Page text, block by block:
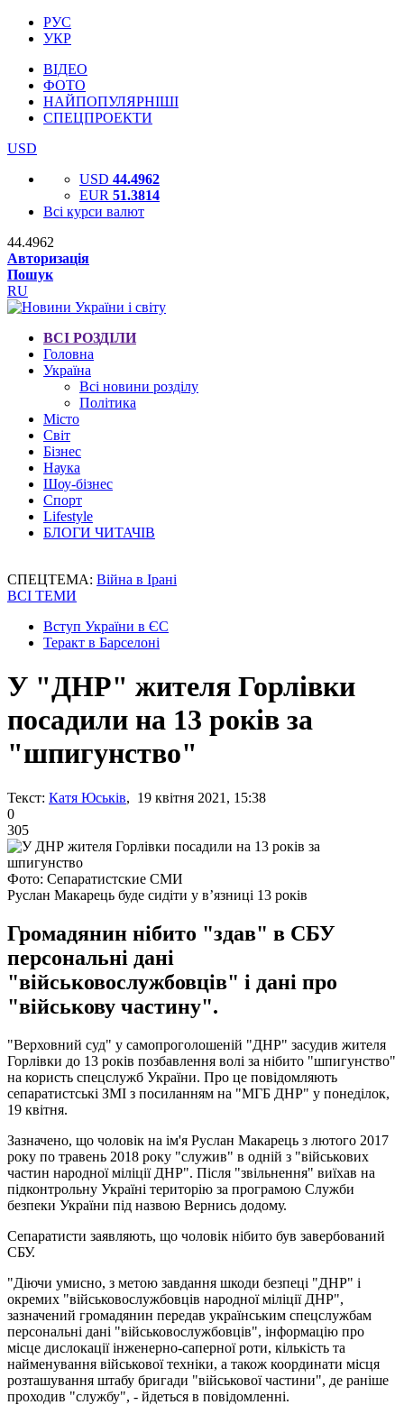
РУС
УКР
ВІДЕО
ФОТО
НАЙПОПУЛЯРНІШІ
СПЕЦПРОЕКТИ
USD
USD 44.4962
EUR 51.3814
Всі курси валют
44.4962
Авторизація
Пошук
RU
ВСІ РОЗДІЛИ
Головна
Україна
Всі новини розділу
Політика
Місто
Світ
Бізнес
Наука
Шоу-бізнес
Спорт
Lifestyle
БЛОГИ ЧИТАЧІВ
СПЕЦТЕМА: Війна в Ірані
ВСІ ТЕМИ
Вступ України в ЄС
Теракт в Барселоні
У "ДНР" жителя Горлівки
посадили на 13 років за
"шпигунство"
Текст: Катя Юськів, 19 квітня 2021, 15:38
0
305
Фото: Сепаратистские СМИ
Руслан Макарець буде сидіти у в’язниці 13 років
Громадянин нібито "здав" в СБУ
персональні дані
"військовослужбовців" і дані про
"військову частину".
"Верховний суд" у самопроголошеній "ДНР" засудив жителя
Горлівки до 13 років позбавлення волі за нібито "шпигунство"
на користь спецслужб України. Про це повідомляють
сепаратистські ЗМІ з посиланням на "МГБ ДНР" у понеділок,
19 квітня.
Зазначено, що чоловік на ім'я Руслан Макарець з лютого 2017
року по травень 2018 року "служив" в одній з "військових
частин народної міліції ДНР". Після "звільнення" виїхав на
підконтрольну Україні територію за програмою Служби
безпеки України під назвою Вернись додому.
Сепаратисти заявляють, що чоловік нібито був завербований
СБУ.
"Діючи умисно, з метою завдання шкоди безпеці "ДНР" і
окремих "військовослужбовців народної міліції ДНР",
зазначений громадянин передав українським спецслужбам
персональні дані "військовослужбовців", інформацію про
місце дислокації інженерно-саперної роти, кількість та
найменування військової техніки, а також координати місця
розташування штабу бригади "військової частини", де раніше
проходив "службу", - йдеться в повідомленні.